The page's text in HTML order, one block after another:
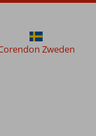
Zweden